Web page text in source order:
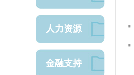
人力资源
金融支持